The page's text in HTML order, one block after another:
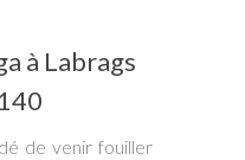
à Labrags
de venir fouiller